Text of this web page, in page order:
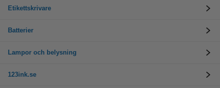
Etikettskrivare
Batterier
Lampor och belysning
123ink.se